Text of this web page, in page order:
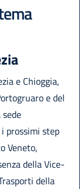
e Chioggia,
e del
prossimi step
Veneto,
della Vice-
della